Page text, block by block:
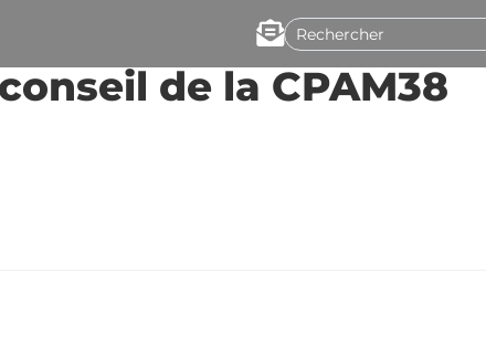
de la CPAM38